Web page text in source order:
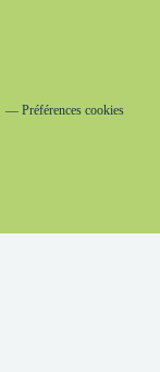
Préférences cookies